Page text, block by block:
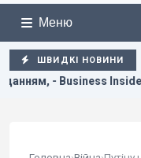
Меню
ШВИДКІ НОВИНИ
У Україні